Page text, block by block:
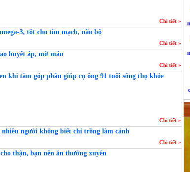
Chi tiết »
3, tốt cho tim mạch, não bộ
Chi tiết »
huyết áp, mỡ máu
Chi tiết »
khi tắm góp phần giúp cụ ông 91 tuổi sống thọ khỏe
Chi tiết »
người không biết chỉ trồng làm cảnh
Chi tiết »
thận, bạn nên ăn thường xuyên